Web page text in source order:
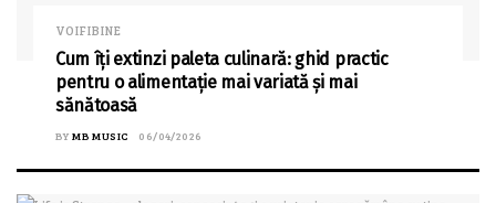
VOIFIBINE
Cum îți extinzi paleta culinară: ghid practic
pentru o alimentație mai variată și mai
sănătoasă
BY MB MUSIC 06/04/2026